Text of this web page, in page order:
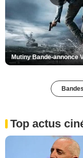
Mutiny Bande-annonce
Top actus